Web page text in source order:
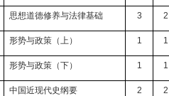
思想道德修养与法律基础 3 2
形势与政策（上） 1 1
形势与政策（下） 1 1
中国近现代史纲要 2 2